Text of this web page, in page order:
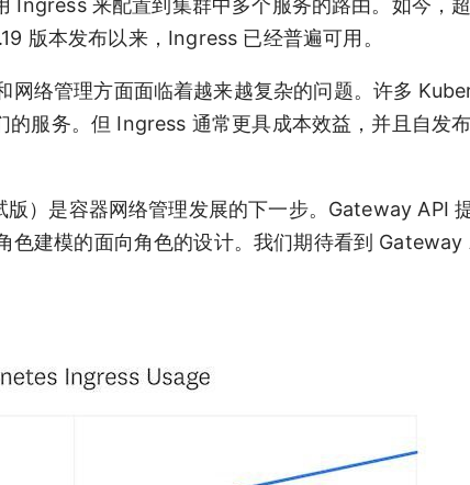
Ingress 来配置到集群中多个服务的路由。如今，
版本发布以来，Ingress 已经普遍可用。
网络管理方面面临着越来越复杂的问题。许多
服务。但 Ingress 通常更具成本效益，并且自发
版）是容器网络管理发展的下一步。Gateway API
色建模的面向角色的设计。我们期待看到 Gateway